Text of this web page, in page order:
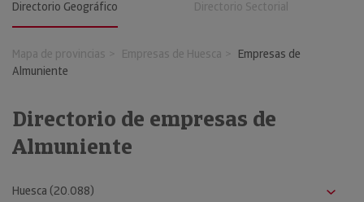
Directorio Geográfico Directorio Sectorial
Mapa de provincias Empresas de Huesca
Empresas de
Almuniente
Directorio de empresas de
Almuniente